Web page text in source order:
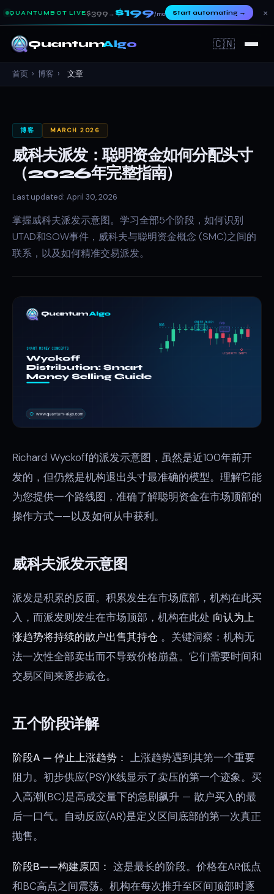
QUANTUMBOT LIVE$399 → $199/mo Start automating→ ×
QuantumAlgo 🇨🇳
首页 › 博客 › 文章
博客 MARCH 2026
威科夫派发：聪明资金如何分配头寸
（2026年完整指南）
Last updated: April 30, 2026
掌握威科夫派发示意图。学习全部5个阶段，如何识别
UTAD和SOW事件，威科夫与聪明资金概念 (SMC)之间的
联系，以及如何精准交易派发。
Richard Wyckoff的派发示意图，虽然是近100年前开
发的，但仍然是机构退出头寸最准确的模型。理解它能
为您提供一个路线图，准确了解聪明资金在市场顶部的
操作方式——以及如何从中获利。
威科夫派发示意图
派发是积累的反面。积累发生在市场底部，机构在此买
入，而派发则发生在市场顶部，机构在此处 向认为上
涨趋势将持续的散户出售其持仓 。关键洞察：机构无
法一次性全部卖出而不导致价格崩盘。它们需要时间和
交易区间来逐步减仓。
五个阶段详解
阶段A — 停止上涨趋势： 上涨趋势遇到其第一个重要
阻力。初步供应(PSY)K线显示了卖压的第一个迹象。买
入高潮(BC)是高成交量下的急剧飙升 — 散户买入的最
后一口气。自动反应(AR)是定义区间底部的第一次真正
抛售。
阶段B——构建原因： 这是最长的阶段。价格在AR低点
和BC高点之间震荡。机构在每次推升至区间顶部时逐